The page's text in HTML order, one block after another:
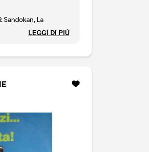
Sandokan, La
Rosa, La Famiglia
LEGGI DI PIÙ